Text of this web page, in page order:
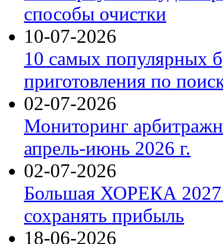
способы очистки
10-07-2026
10 самых популярных
приготовления по
02-07-2026
Мониторинг
апрель-июнь 2026 г.
02-07-2026
Большая ХОРЕКА 2027:
сохранять прибыль
18-06-2026